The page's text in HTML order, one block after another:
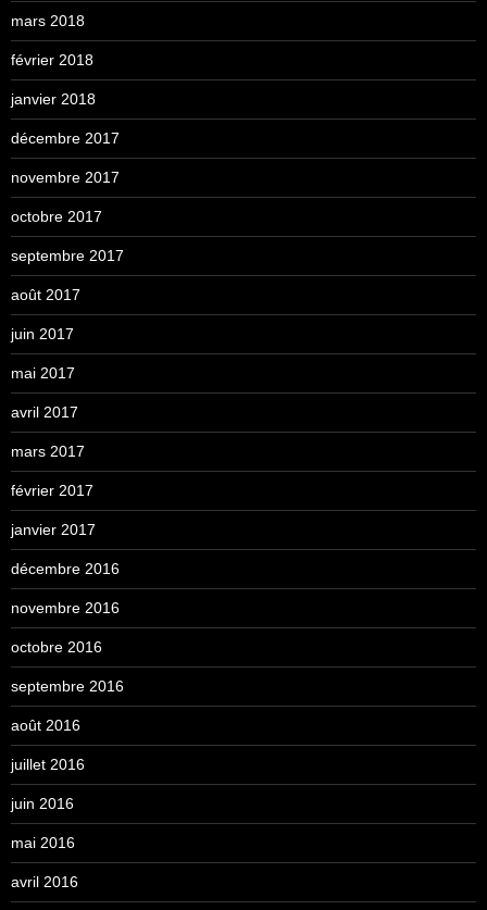
mars 2018
février 2018
janvier 2018
décembre 2017
novembre 2017
octobre 2017
septembre 2017
août 2017
juin 2017
mai 2017
avril 2017
mars 2017
février 2017
janvier 2017
décembre 2016
novembre 2016
octobre 2016
septembre 2016
août 2016
juillet 2016
juin 2016
mai 2016
avril 2016